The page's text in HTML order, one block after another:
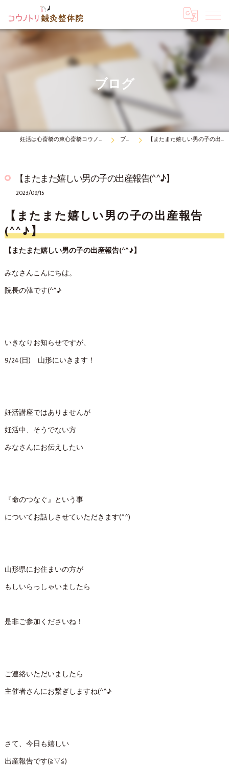
ブログ
妊活は心斎橋の東心斎橋コウノトリ鍼灸整体院 ブログ 【またまた嬉しい男の子の出産報告(^^♪】
【またまた嬉しい男の子の出産報告(^^♪】
2023/09/15
【またまた嬉しい男の子の出産報告(^^♪】
【またまた嬉しい男の子の出産報告
(^^♪】
みなさんこんにちは。
院長の韓です(^^♪
いきなりお知らせですが、
9/24(日) 山形にいきます！
妊活講座ではありませんが
妊活中、そうでない方
みなさんにお伝えしたい
『命のつなぐ』という事
についてお話しさせていただきます(^^)
山形県にお住まいの方が
もしいらっしゃいましたら
是非ご参加くださいね！
ご連絡いただいましたら
主催者さんにお繋ぎしますね(^^♪
さて、今日も嬉しい
出産報告です(≧▽≦)